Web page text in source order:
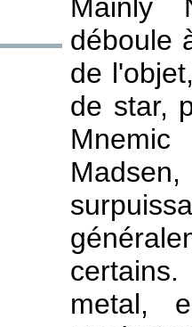
Mainly
déboule
de
de star,
metal,